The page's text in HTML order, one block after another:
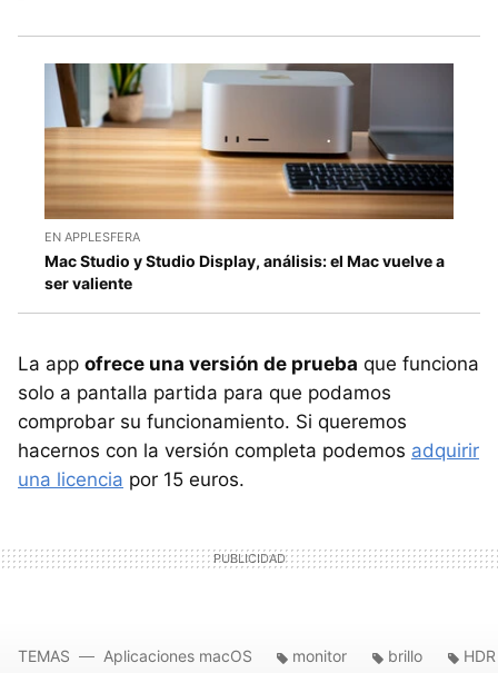
EN APPLESFERA
Mac Studio y Studio Display, análisis: el Mac vuelve a
ser valiente
La app ofrece una versión de prueba que funciona
solo a pantalla partida para que podamos
comprobar su funcionamiento. Si queremos
hacernos con la versión completa podemos adquirir
una licencia por 15 euros.
TEMAS Aplicaciones macOS monitor brillo HDR